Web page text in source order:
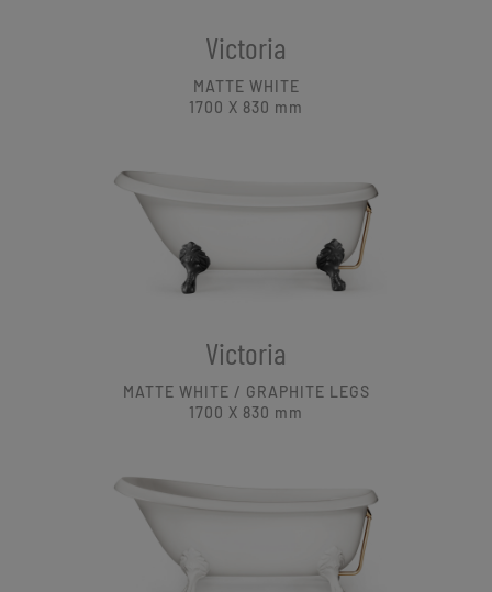
Victoria
MATTE WHITE
1700 X 830 mm
Victoria
MATTE WHITE / GRAPHITE LEGS
1700 X 830 mm